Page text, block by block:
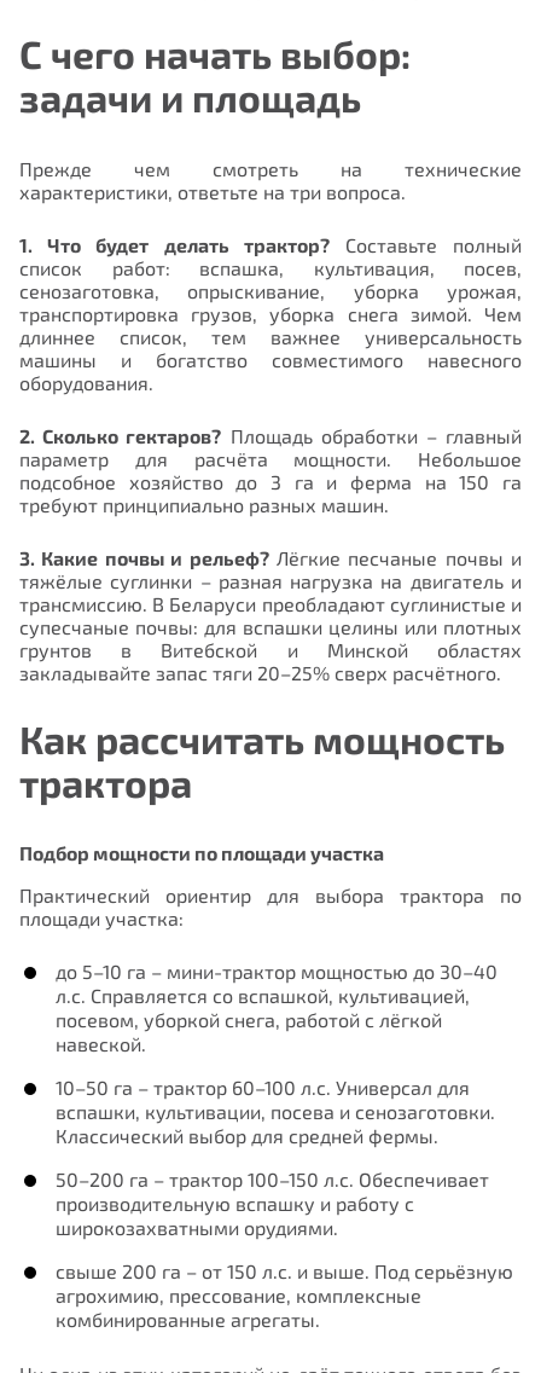
С чего начать выбор:
задачи и площадь
Прежде чем смотреть на технические
характеристики, ответьте на три вопроса.
1. Что будет делать трактор?Составьте полный
список работ: вспашка, культивация, посев,
сенозаготовка, опрыскивание, уборка урожая,
транспортировка грузов, уборка снега зимой. Чем
длиннее список, тем важнее универсальность
машины и богатство совместимого навесного
оборудования.
2. Сколько гектаров? Площадь обработки – главный
параметр для расчёта мощности. Небольшое
подсобное хозяйство до 3 га и ферма на 150 га
требуют принципиально разных машин.
3. Какие почвы и рельеф?Лёгкие песчаные почвы и
тяжёлые суглинки – разная нагрузка на двигатель и
трансмиссию. В Беларуси преобладают суглинистые и
супесчаные почвы: для вспашки целины или плотных
грунтов в Витебской и Минской областях
закладывайте запас тяги 20–25% сверх расчётного.
Как рассчитать мощность
трактора
Подбор мощности по площади участка
Практический ориентир для выбора трактора по
площади участка:
до 5–10 га – мини-трактор мощностью до 30–40
л.с. Справляется со вспашкой, культивацией,
посевом, уборкой снега, работой с лёгкой
навеской.
10–50 га – трактор 60–100 л.с. Универсал для
вспашки, культивации, посева и сенозаготовки.
Классический выбор для средней фермы.
50–200 га – трактор 100–150 л.с. Обеспечивает
производительную вспашку и работу с
широкозахватными орудиями.
свыше 200 га – от 150 л.с. и выше. Под серьёзную
агрохимию, прессование, комплексные
комбинированные агрегаты.